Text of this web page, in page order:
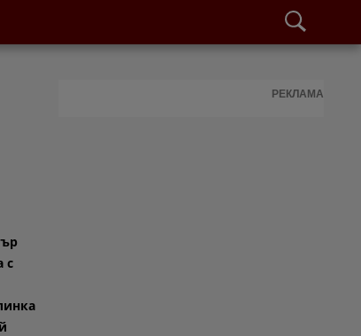
с
РЕКЛАМА